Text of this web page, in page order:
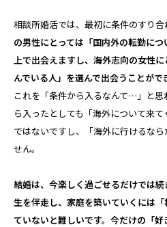
相談所婚活では、最初に条件のすり合
の男性にとっては「国内外の転勤に
上で出会えますし、海外志向の女性
んでいる人」を選んで出会うことがで
これを「条件から入るなんて…」と
ら入ったとしても「海外について来
ではないですし、「海外に行けるな
せん。
結婚は、今楽しく過ごせるだけでは
生を伴走し、家庭を築いていくには
ていないと難しいです。今だけの「